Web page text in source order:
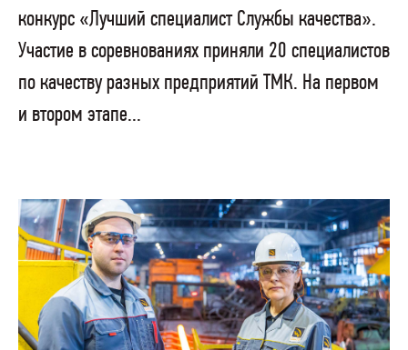
конкурс «Лучший специалист Службы качества».
Участие в соревнованиях приняли 20 специалистов
по качеству разных предприятий ТМК. На первом
и втором этапе...